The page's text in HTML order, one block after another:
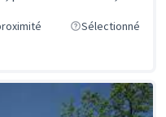
Sélectionné